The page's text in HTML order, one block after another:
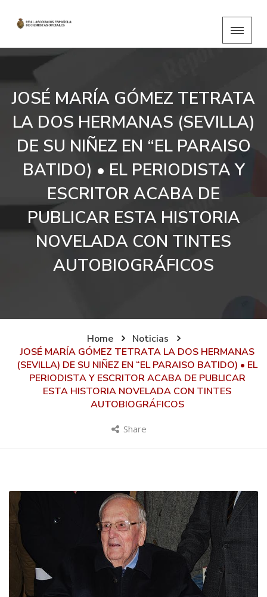
JOSÉ MARÍA GÓMEZ TETRATA
LA DOS HERMANAS (SEVILLA)
DE SU NIÑEZ EN “EL PARAISO
BATIDO) • EL PERIODISTA Y
ESCRITOR ACABA DE
PUBLICAR ESTA HISTORIA
NOVELADA CON TINTES
AUTOBIOGRÁFICOS
Home
Noticias
JOSÉ MARÍA GÓMEZ TETRATA LA DOS HERMANAS
(SEVILLA) DE SU NIÑEZ EN “EL PARAISO BATIDO) • EL
PERIODISTA Y ESCRITOR ACABA DE PUBLICAR
ESTA HISTORIA NOVELADA CON TINTES
AUTOBIOGRÁFICOS
Share